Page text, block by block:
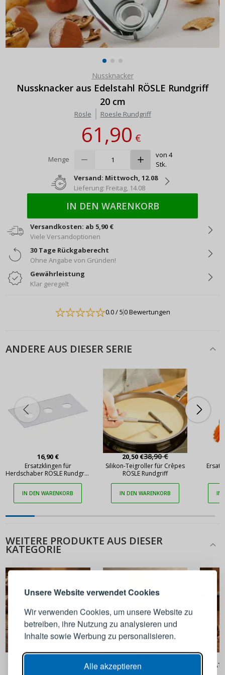
Unsere Website verwendet Cookies
Wir verwenden Cookies, um unsere Website zu
betreiben, ihre Nutzung zu analysieren und
Inhalte sowie Werbung zu personalisieren.
Alle akzeptieren
Nussknacker
Nussknacker aus Edelstahl RÖSLE Rundgriff
20 cm
Rösle Roesle Rundgriff
61,90€
Menge
von 4
Stk.
Versand: Mittwoch, 12.08
Lieferung: Freitag, 14.08
IN DEN WARENKORB
Versandkosten: ab 5,90 €
Viele Versandoptionen
30 Tage Rückgaberecht
Ohne Angabe von Gründen!
Gewährleistung
Klar geregelt
0.0/ 50 Bewertungen
ANDERE AUS DIESER SERIE
16,90 €
Ersatzklingen für
Herdschaber RÖSLE Rundgriff
IN DEN WARENKORB
20,50 €38,90 €
Silikon-Teigroller für Crêpes
RÖSLE Rundgriff
IN DEN WARENKORB IN
WEITERE PRODUKTE AUS DIESER
KATEGORIE
48,90 €
Nussknacker aus Edelstahl
48,90 €
BUGATTI Eden - Nussknacker
ANMELDEN
Melden Sie sich bei Ihrem
E-Mail-Adresse